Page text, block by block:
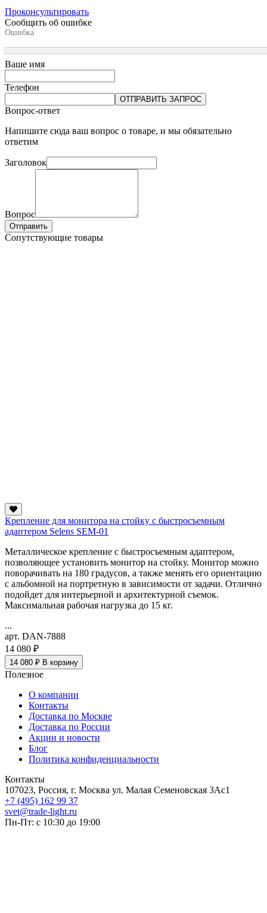
Проконсультировать
Сообщить об ошибке
Ошибка
Ваше имя
Телефон
ОТПРАВИТЬ ЗАПРОС
Вопрос-ответ
Напишите сюда ваш вопрос о товаре, и мы обязательно
ответим
Заголовок
Вопрос
Отправить
Сопутствующие товары
Крепление для монитора на стойку с быстросъемным
адаптером Selens SEM-01
Металлическое крепление с быстросъемным адаптером,
позволяющее установить монитор на стойку. Монитор можно
поворачивать на 180 градусов, а также менять его ориентацию
с альбомной на портретную в зависимости от задачи. Отлично
подойдет для интерьерной и архитектурной съемок.
Максимальная рабочая нагрузка до 15 кг.
...
арт. DAN-7888
14 080 ₽
14 080 ₽ В корзину
Полезное
О компании
Контакты
Доставка по Москве
Доставка по России
Акции и новости
Блог
Политика конфиденциальности
Контакты
107023, Россия, г. Москва ул. Малая Семеновская 3Ас1
+7 (495) 162 99 37
svet@trade-light.ru
Пн-Пт: с 10:30 до 19:00